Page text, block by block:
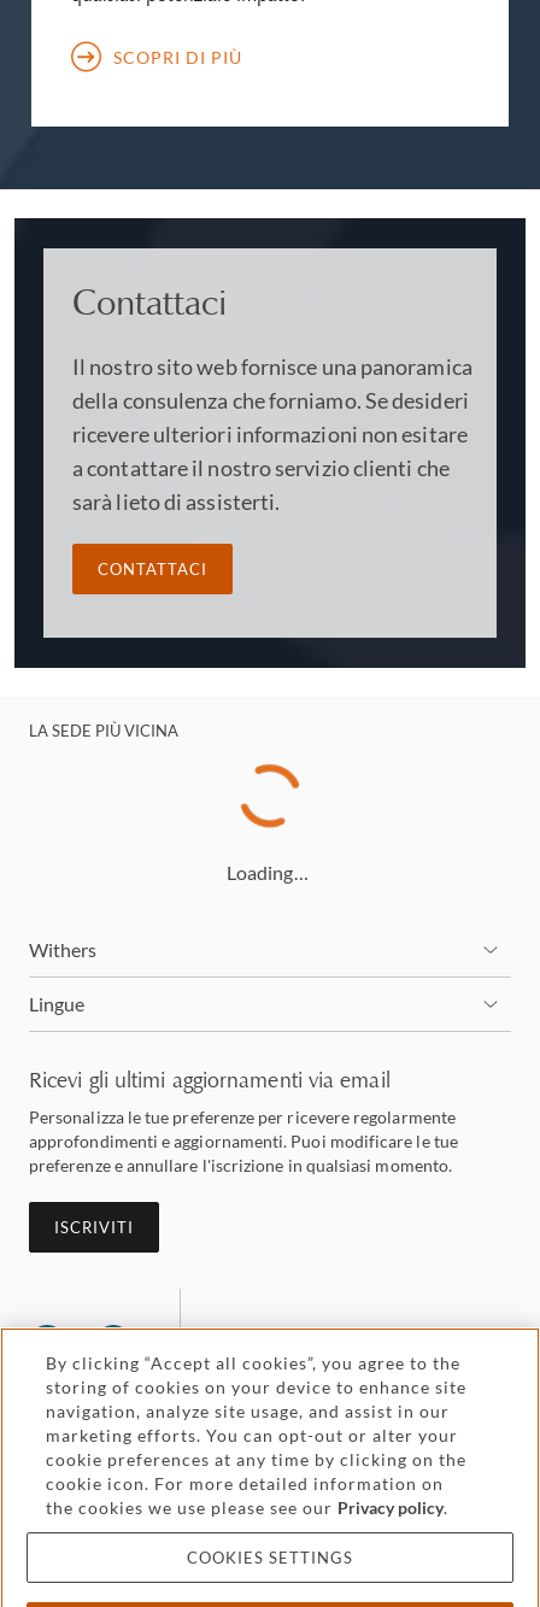
SCOPRI DI PIÙ
Contattaci
Il nostro sito web fornisce una panoramica
della consulenza che forniamo. Se desideri
ricevere ulteriori informazioni non esitare
a contattare il nostro servizio clienti che
sarà lieto di assisterti.
CONTATTACI
LA SEDE PIÙ VICINA
Loading…
Withers
Lingue
Ricevi gli ultimi aggiornamenti via email
Personalizza le tue preferenze per ricevere regolarmente
approfondimenti e aggiornamenti. Puoi modificare le tue
preferenze e annullare l'iscrizione in qualsiasi momento.
ISCRIVITI
Legal and regulatory
Pricing
Cookies and privacy
Accessibility
Attorney advertising
By clicking “Accept all cookies”, you agree to the
storing of cookies on your device to enhance site
navigation, analyze site usage, and assist in our
marketing efforts. You can opt-out or alter your
cookie preferences at any time by clicking on the
cookie icon. For more detailed information on
the cookies we use please see our Privacy policy.
COOKIES SETTINGS